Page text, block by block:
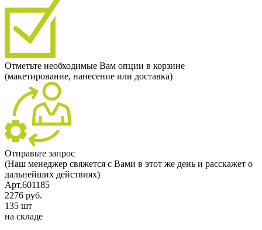
Отметьте необходимые Вам опции в корзине
(макетирование, нанесение или доставка)
Отправьте запрос
(Наш менеджер свяжется с Вами в этот же день и расскажет о
дальнейших действиях)
Арт.601185
2276 руб.
135 шт
на складе